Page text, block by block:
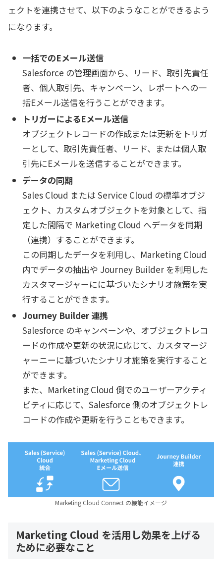
ェクトを連携させて、以下のようなことができるよう
になります。
一括でのEメール送信
Salesforce の管理画面から、リード、取引先責任
者、個人取引先、キャンペーン、レポートへの一
括Eメール送信を行うことができます。
トリガーによるEメール送信
オブジェクトレコードの作成または更新をトリガ
ーとして、取引先責任者、リード、または個人取
引先にEメールを送信することができます。
データの同期
Sales Cloud または Service Cloud の標準オブジ
ェクト、カスタムオブジェクトを対象として、指
定した間隔で Marketing Cloud へデータを同期
（連携）することができます。
この同期したデータを利用し、Marketing Cloud
内でデータの抽出や Journey Builder を利用した
カスタマージャーにに基づいたシナリオ施策を実
行することができます。
Journey Builder 連携
Salesforce のキャンペーンや、オブジェクトレコ
ードの作成や更新の状況に応じて、カスタマージ
ャーニーに基づいたシナリオ施策を実行すること
ができます。
また、Marketing Cloud 側でのユーザーアクティ
ビティに応じて、Salesforce 側のオブジェクトレ
コードの作成や更新を行うこともできます。
Marketing Cloud Connect の機能イメージ
Marketing Cloud を活用し効果を上げる
ために必要なこと